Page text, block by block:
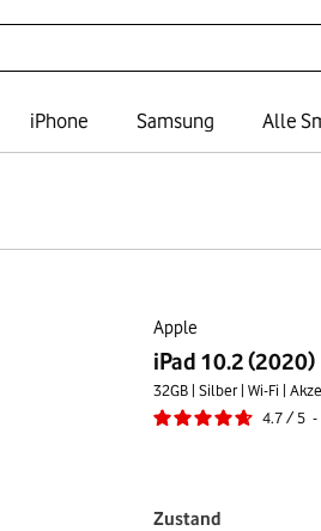
iPhone Samsung Alle
Apple
iPad 10.2 (2020)
32GB | Silber | Wi-Fi |
4.7 / 5 -
Zustand